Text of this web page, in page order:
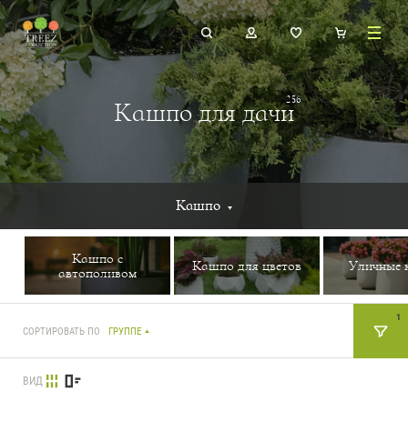
Кашпо для дачи256
Кашпо
Кашпо с
автополивом
Кашпо для цветов Уличные
1
СОРТИРОВАТЬ ПО ГРУППЕ
ВИД